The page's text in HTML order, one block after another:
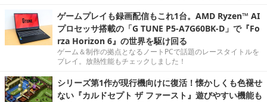
ゲームプレイも録画配信もこれ1台。AMD Ryzen™ AI
プロセッサ搭載の「G TUNE P5-A7G60BK-D」で『Fo
rza Horizon 6』の世界を駆け回る
ゲーム＆制作の拠点となるノートPCで話題のレースタイトルを
プレイ。放熱性能もチェックしました！
シリーズ第1作が現行機向けに復活！懐かしくも色褪せ
ない『カルドセプト ザ ファースト』遊びやすい機能も